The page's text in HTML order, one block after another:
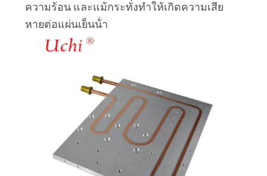
ความร้อน และแม้กระทั่งทําให้เกิดความเสีย
หายต่อแผ่นเย็นน้ํา